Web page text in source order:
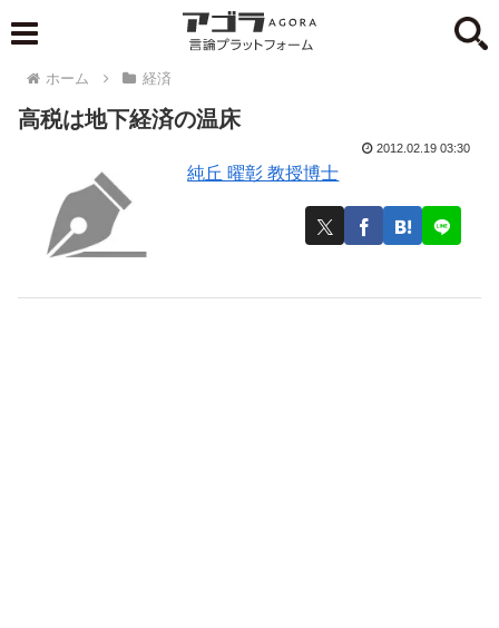
ホーム 経済
高税は地下経済の温床
純丘 曜彰 教授博士
2012.02.19 03:30